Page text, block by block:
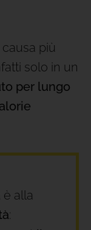
più
solo in un
per lungo
è alla
: